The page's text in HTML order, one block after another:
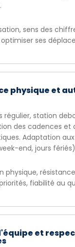
sens des
ses
physique et
régulier, station
des cadences et
Adaptation
end, jours
physique,
fiabilité au
et